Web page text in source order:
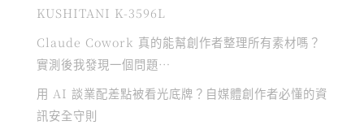
KUSHITANI K-3596L
Claude Cowork 真的能幫創作者整理所有素材嗎？
實測後我發現一個問題…
用 AI 談業配差點被看光底牌？自媒體創作者必懂的資
訊安全守則